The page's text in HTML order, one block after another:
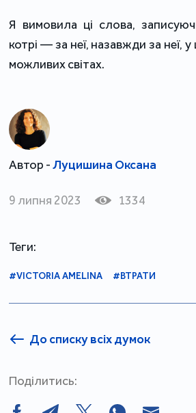
Я вимовила ці слова,
котрі — за неї, назавжди за неї, у
можливих світах.
Автор -Луцишина Оксана
9 липня 2023 1334
Теги:
#VICTORIA AMELINA #ВТРАТИ
До списку всіх думок
Поділитись: